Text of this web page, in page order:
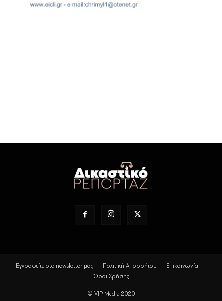
Εγγραφείτε στο newsletter μας Πολιτική Απορρήτου
Επικοινωνία
Όροι Χρήσης
© VIP Media 2020